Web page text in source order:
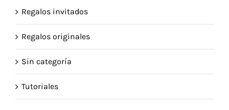
Regalos invitados
Regalos originales
Sin categoría
Tutoriales